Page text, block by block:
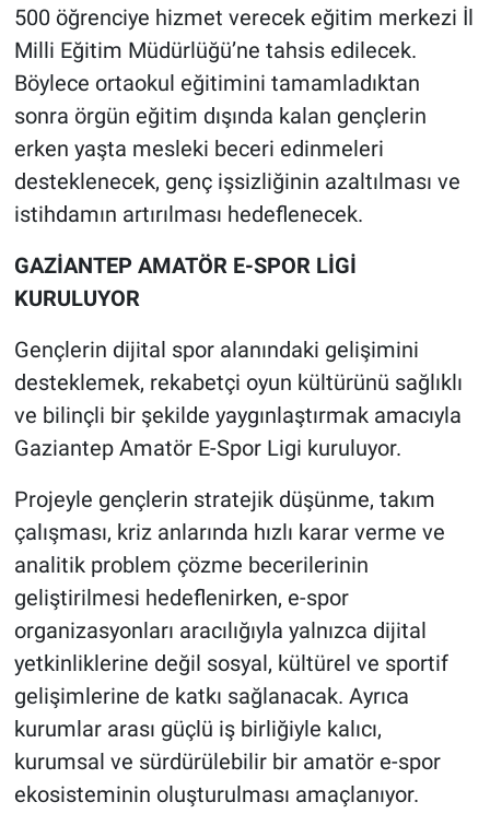
500 öğrenciye hizmet verecek eğitim merkezi İl
Milli Eğitim Müdürlüğü’ne tahsis edilecek.
Böylece ortaokul eğitimini tamamladıktan
sonra örgün eğitim dışında kalan gençlerin
erken yaşta mesleki beceri edinmeleri
desteklenecek, genç işsizliğinin azaltılması ve
istihdamın artırılması hedeflenecek.
GAZİANTEP AMATÖR E-SPOR LİGİ
KURULUYOR
Gençlerin dijital spor alanındaki gelişimini
desteklemek, rekabetçi oyun kültürünü sağlıklı
ve bilinçli bir şekilde yaygınlaştırmak amacıyla
Gaziantep Amatör E-Spor Ligi kuruluyor.
Projeyle gençlerin stratejik düşünme, takım
çalışması, kriz anlarında hızlı karar verme ve
analitik problem çözme becerilerinin
geliştirilmesi hedeflenirken, e-spor
organizasyonları aracılığıyla yalnızca dijital
yetkinliklerine değil sosyal, kültürel ve sportif
gelişimlerine de katkı sağlanacak. Ayrıca
kurumlar arası güçlü iş birliğiyle kalıcı,
kurumsal ve sürdürülebilir bir amatör e-spor
ekosisteminin oluşturulması amaçlanıyor.